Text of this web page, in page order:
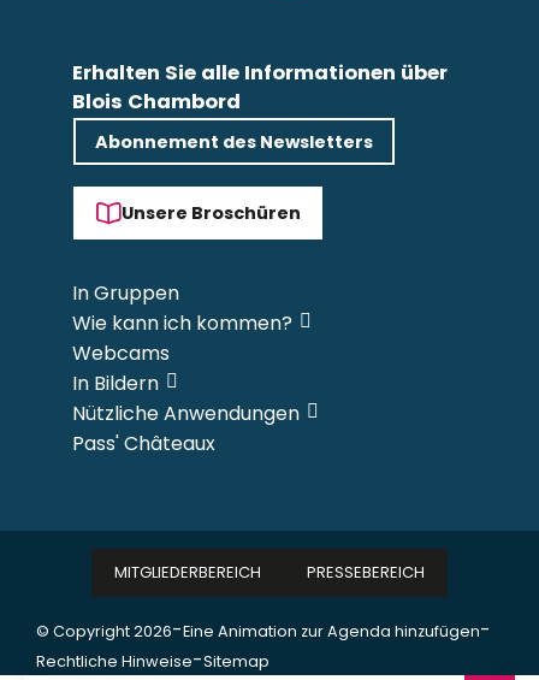
Erhalten Sie alle Informationen über
Blois Chambord
Abonnement des Newsletters
Unsere Broschüren
In Gruppen
Wie kann ich kommen?
Webcams
In Bildern
Nützliche Anwendungen
Pass' Châteaux
© Copyright 2026-Eine Animation zur Agenda hinzufügen-
Rechtliche Hinweise-Sitemap
MITGLIEDERBEREICH PRESSEBEREICH